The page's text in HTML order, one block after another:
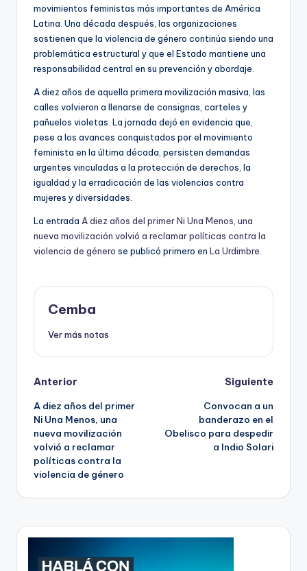
movimientos feministas más importantes de América
Latina. Una década después, las organizaciones
sostienen que la violencia de género continúa siendo una
problemática estructural y que el Estado mantiene una
responsabilidad central en su prevención y abordaje.
A diez años de aquella primera movilización masiva, las
calles volvieron a llenarse de consignas, carteles y
pañuelos violetas. La jornada dejó en evidencia que,
pese a los avances conquistados por el movimiento
feminista en la última década, persisten demandas
urgentes vinculadas a la protección de derechos, la
igualdad y la erradicación de las violencias contra
mujeres y diversidades.
La entrada A diez años del primer Ni Una Menos, una
nueva movilización volvió a reclamar políticas contra la
violencia de género se publicó primero en La Urdimbre.
Cemba
Ver más notas
Post
navigation
Anterior
A diez años del primer
Ni Una Menos, una
nueva movilización
volvió a reclamar
políticas contra la
violencia de género
Siguiente
Convocan a un
banderazo en el
Obelisco para despedir
a Indio Solari